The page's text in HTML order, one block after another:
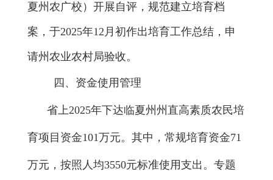
夏州农广校） 开展自评， 规范建立培育档
案， 于2025年12 月初作出培育工作总结，申
请州农业农村局验收。
四 、 资金使用管理
省上2025年下达临夏州州直高素质农民培
育项目资金101万元。其中， 常规培育资金71
万元，按照人均3550元标准使用支出。 专题